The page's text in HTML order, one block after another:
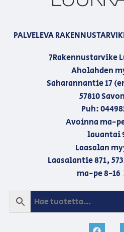
PALVELEVA
7Rakennustarvike
Aholahden
Saharannantie 17
57810
Puh:
Avoinna ma-
lauantai
Laasalan
Laasalantie 871,
ma-pe 8-16